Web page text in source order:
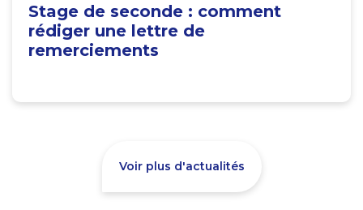
Stage de seconde : comment
rédiger une lettre de
remerciements
Voir plus d'actualités